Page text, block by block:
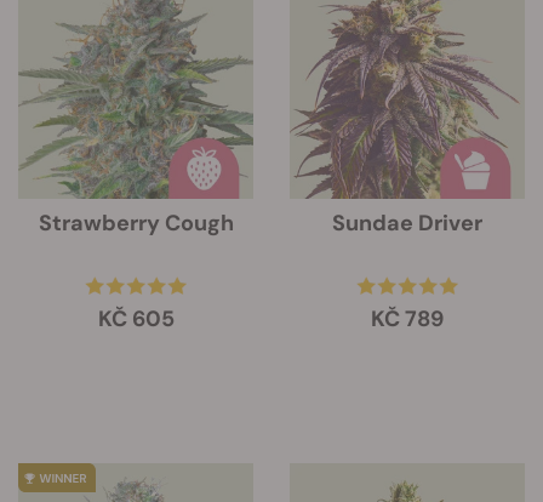
Strawberry Cough
KČ 605
Sundae Driver
KČ 789